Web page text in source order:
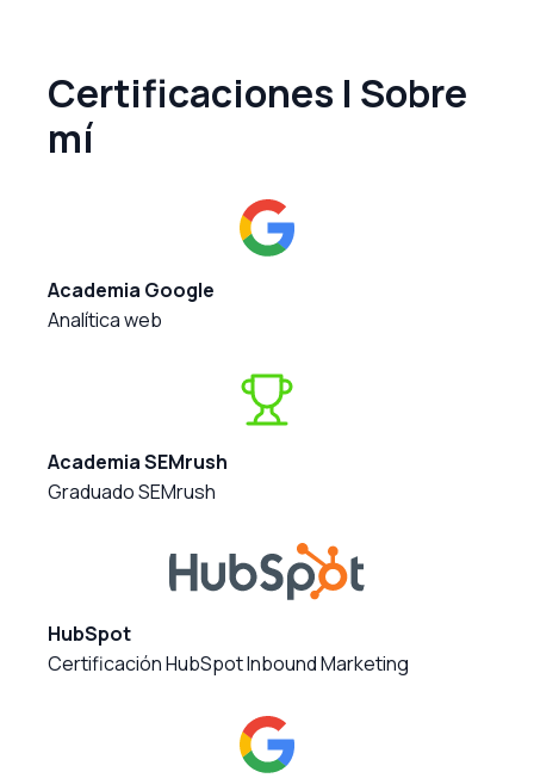
Certificaciones | Sobre
mí
Academia Google
Analítica web
Academia SEMrush
Graduado SEMrush
HubSpot
Certificación HubSpot Inbound Marketing